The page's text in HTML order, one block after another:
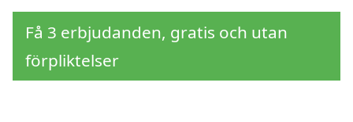
Få 3 erbjudanden, gratis och utan
förpliktelser